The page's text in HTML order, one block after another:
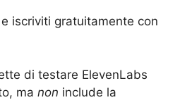
e iscriviti gratuitamente con
di testare ElevenLabs
ma non include la